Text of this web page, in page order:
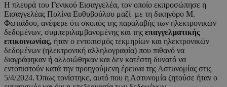
Η πλευρά του Γενικού Εισαγγελέα, τον οποίο εκπροσώπησε η
Εισαγγελέας Πολίνα Ευθυβούλου μαζί με τη δικηγόρο Μ.
Φωτιάδου, ανέφερε ότι σκοπός της παραλαβής των ηλεκτρονικών
δεδομένων, συμπεριλαμβανομένης και της επαγγελματικής
επικοινωνίας, ήταν ο εντοπισμός τεκμηρίων και ηλεκτρονικών
δεδομένων (ηλεκτρονική αλληλογραφία) που πιθανό να
διαγράφηκαν ή αλλοιώθηκαν και δεν κατέστη δυνατό να
εντοπιστούν κατά την προηγούμενη έρευνα της Αστυνομίας στις
5/4/2024. Όπως τονίστηκε, αυτό που η Αστυνομία ζητούσε ήταν ο